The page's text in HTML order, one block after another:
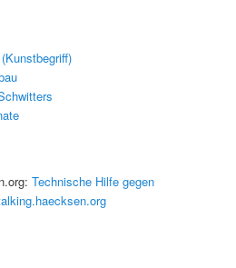
Technische Hilfe gegen